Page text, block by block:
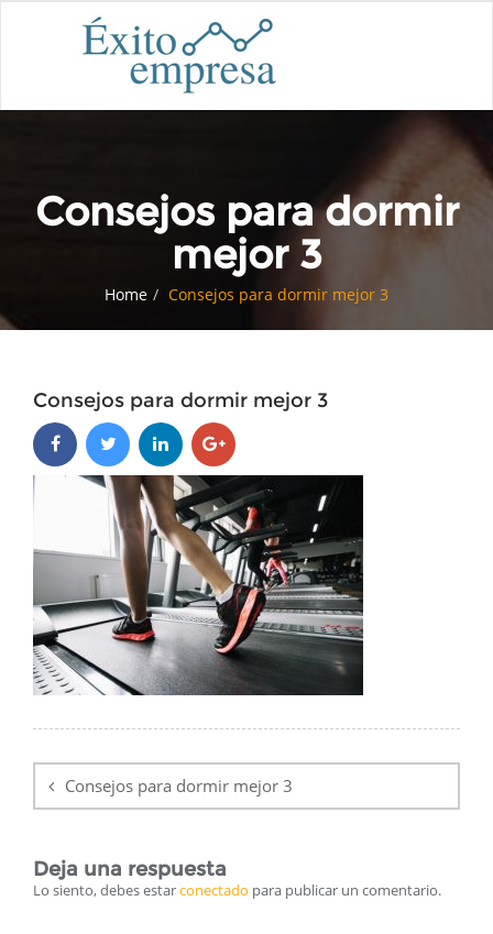
Consejos para dormir
mejor 3
Home Consejos para dormir mejor 3
Consejos para dormir mejor 3
de
entradas
Consejos para dormir mejor 3
Deja una respuesta
Lo siento, debes estarconectado para publicar un comentario.